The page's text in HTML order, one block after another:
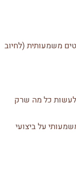
משמעותית (לחיוב
לעשות כל מה שרק
על ביצועי